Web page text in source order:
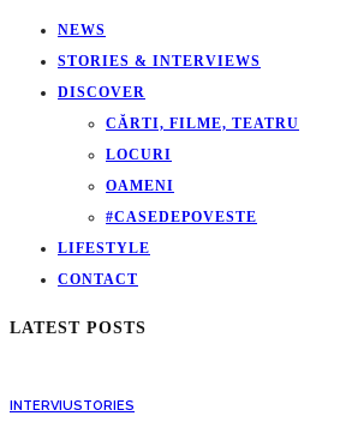
NEWS
STORIES & INTERVIEWS
DISCOVER
CĂRTI, FILME, TEATRU
LOCURI
OAMENI
#CASEDEPOVESTE
LIFESTYLE
CONTACT
LATEST POSTS
INTERVIUSTORIES